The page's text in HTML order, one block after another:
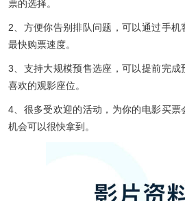
票的选择。
2、方便你告别排队问题，可以通过手
最快购票速度。
3、支持大规模预售选座，可以提前完成
喜欢的观影座位。
4、很多受欢迎的活动，为你的电影买
机会可以很快拿到。